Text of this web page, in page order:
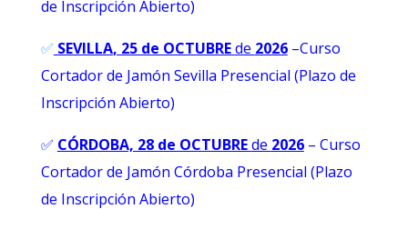
de Inscripción Abierto)
✅ SEVILLA, 25 de OCTUBREde 2026–Curso
Cortador de Jamón Sevilla Presencial (Plazo de
Inscripción Abierto)
✅ CÓRDOBA, 28 de OCTUBREde 2026– Curso
Cortador de Jamón Córdoba Presencial (Plazo
de Inscripción Abierto)